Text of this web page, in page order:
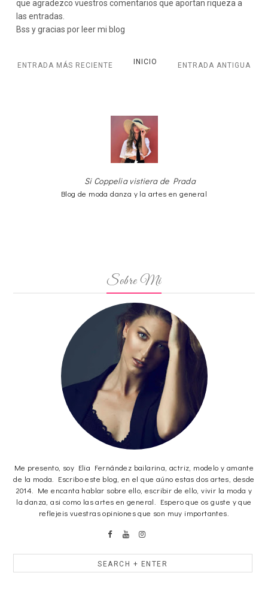
que agradezco vuestros comentarios que aportan riqueza a
las entradas.
Bss y gracias por leer mi blog
ENTRADA MÁS RECIENTE ENTRADA ANTIGUA
INICIO
Si Coppelia vistiera de Prada
Blog de moda danza y la artes en general
Sobre Mi
Me presento, soy Elia Fernández bailarina, actriz, modelo y amante
de la moda. Escribo este blog, en el que aúno estas dos artes, desde
2014. Me encanta hablar sobre ello, escribir de ello, vivir la moda y
la danza, asi como las artes en general. Espero que os guste y que
reflejeis vuestras opiniones que son muy importantes.